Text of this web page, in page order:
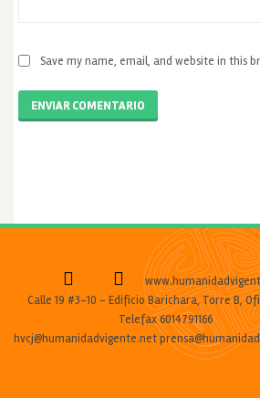
Save my name, email, and website in this
ENVIAR COMENTARIO
Calle 19 #3-10 - Edificio Barichara, Torre B,
Telefax 6014791166
hvcj@humanidadvigente.net